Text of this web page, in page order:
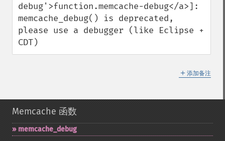
debug'>function.memcache-debug</a>]:
memcache_debug() is deprecated,
please use a debugger (like Eclipse +
CDT)
＋ 添加备注
Memcache 函数
memcache_​debug